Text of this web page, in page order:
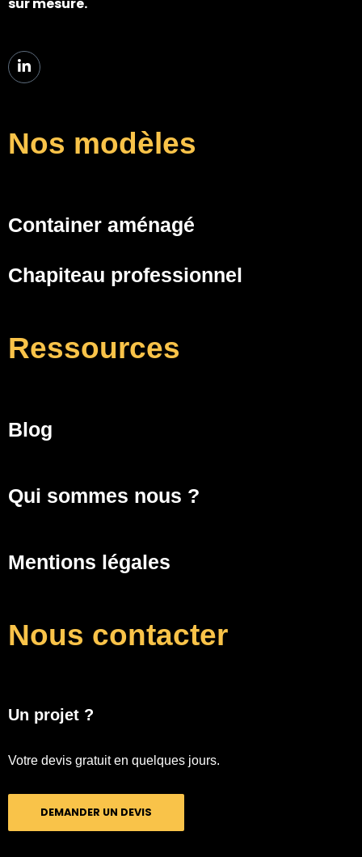
Nos modèles
Container aménagé
Chapiteau professionnel
Ressources
Blog
Qui sommes nous ?
Mentions légales
Nous contacter
Un projet ?
Votre devis gratuit en quelques jours.
DEMANDER UN DEVIS